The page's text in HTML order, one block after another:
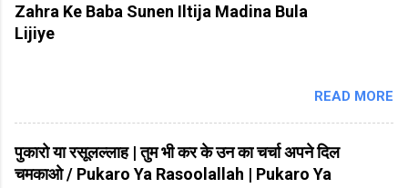
Zahra Ke Baba Sunen Iltija Madina Bula
Lijiye
READ MORE
पुकारो या रसूलल्लाह | तुम भी कर के उन का चर्चा अपने दिल
चमकाओ / Pukaro Ya Rasoolallah | Pukaro Ya